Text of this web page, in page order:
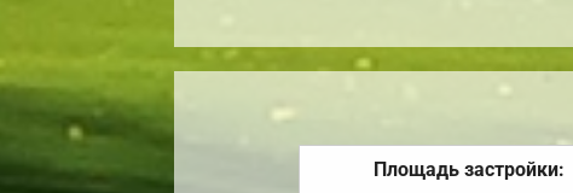
Площадь застройки: